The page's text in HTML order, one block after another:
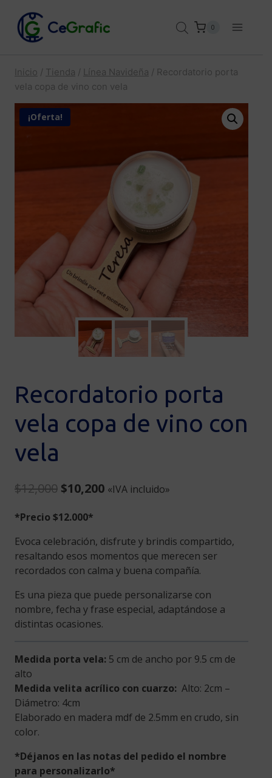
contenido
0
Inicio / Tienda / Línea Navideña / Recordatorio porta
vela copa de vino con vela
¡Oferta!
Recordatorio porta
vela copa de vino con
vela
$12,000 Original
was:
$12,000.
$10,200Current
$10,200.
«IVA incluido»
*Precio $12.000*
Evoca celebración, disfrute y brindis compartido,
resaltando esos momentos que merecen ser
recordados con calma y buena compañía.
Es una pieza que puede personalizarse con
nombre, fecha y frase especial, adaptándose a
distintas ocasiones.
Medida porta vela: 5 cm de ancho por 9.5 cm de
alto
Medida velita acrílico con cuarzo: Alto: 2cm –
Diámetro: 4cm
Elaborado en madera mdf de 2.5mm en crudo, sin
color.
*Déjanos en las notas del pedido el nombre
para personalizarlo*